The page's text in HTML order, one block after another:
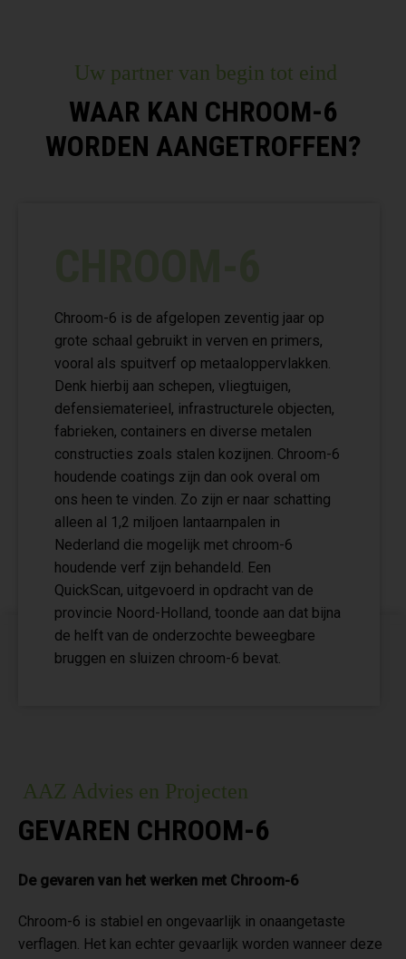
Uw partner van begin tot eind
WAAR KAN CHROOM-6
WORDEN AANGETROFFEN?
Chroom-6 is de afgelopen zeventig jaar op
grote schaal gebruikt in verven en primers,
vooral als spuitverf op metaaloppervlakken.
Denk hierbij aan schepen, vliegtuigen,
defensiematerieel, infrastructurele objecten,
fabrieken, containers en diverse metalen
constructies zoals stalen kozijnen. Chroom-6
houdende coatings zijn dan ook overal om
ons heen te vinden. Zo zijn er naar schatting
alleen al 1,2 miljoen lantaarnpalen in
Nederland die mogelijk met chroom-6
houdende verf zijn behandeld. Een
QuickScan, uitgevoerd in opdracht van de
provincie Noord-Holland, toonde aan dat bijna
de helft van de onderzochte beweegbare
bruggen en sluizen chroom-6 bevat.
AAZ Advies en Projecten
GEVAREN CHROOM-6
De gevaren van het werken met Chroom-6
Chroom-6 is stabiel en ongevaarlijk in onaangetaste
verflagen. Het kan echter gevaarlijk worden wanneer deze